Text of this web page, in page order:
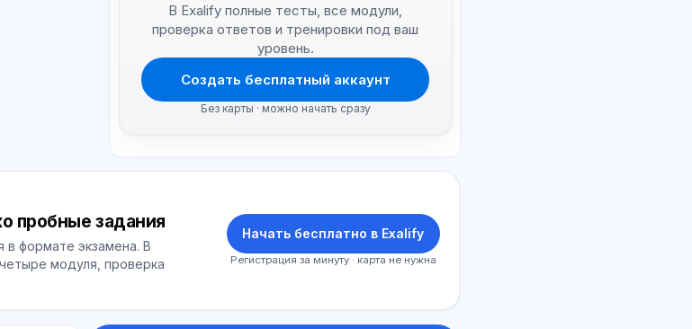
В Exalify полные тесты, все модули,
проверка ответов и тренировки под ваш
уровень.
Создать бесплатный аккаунт
Без карты · можно начать сразу
пробные задания
формате экзамена. В
модуля, проверка
Начать бесплатно в Exalify
Регистрация за минуту · карта не нужна